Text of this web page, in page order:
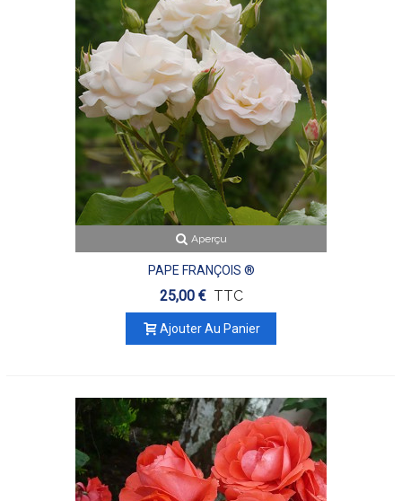
Aperçu
PAPE FRANÇOIS ®
25,00 € TTC
Ajouter Au Panier